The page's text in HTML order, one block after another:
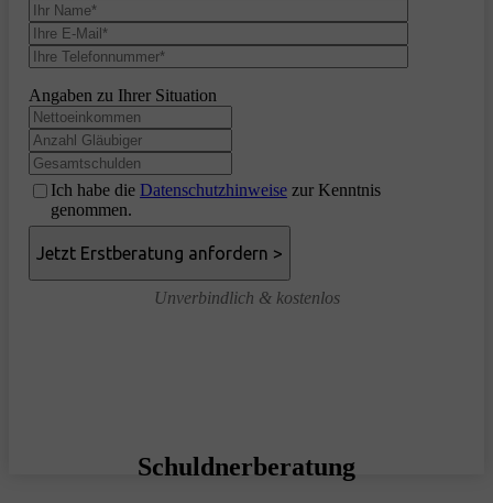
Angaben zu Ihrer Situation
Ich habe die Datenschutzhinweise zur Kenntnis
genommen.
Unverbindlich & kostenlos
Schuldnerberatung